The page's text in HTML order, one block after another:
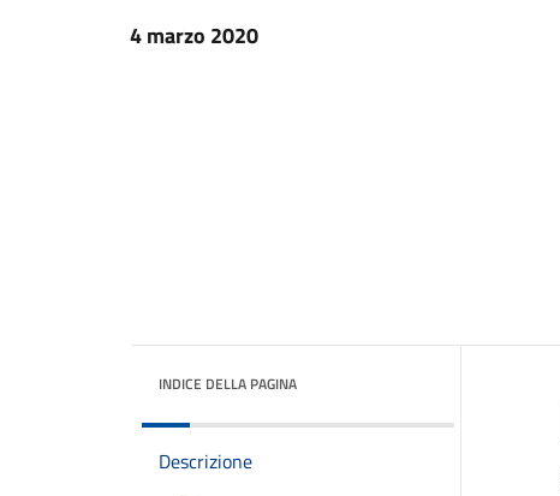
4 marzo 2020
INDICE DELLA PAGINA
Descrizione